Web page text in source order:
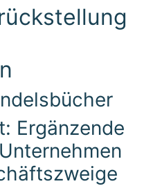
Ergänzende